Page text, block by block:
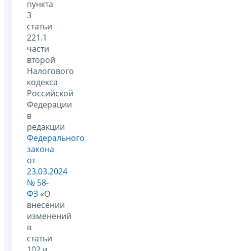
пункта
3
статьи
221.1
части
второй
Налогового
кодекса
Российской
Федерации
в
редакции
Федерального
закона
от
23.03.2024
№ 58-
ФЗ «О
внесении
изменений
в
статьи